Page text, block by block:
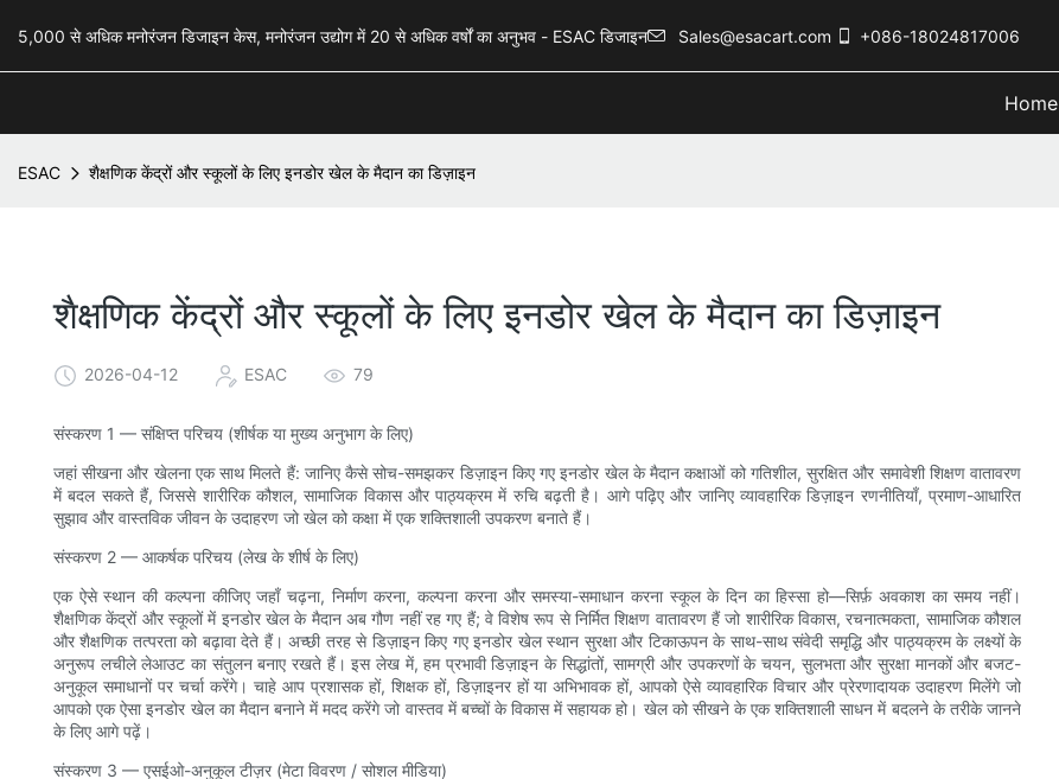
5,000 से अधिक मनोरंजन डिजाइन केस, मनोरंजन उद्योग में 20 से अधिक वर्षों का अनुभव - ESAC डिजाइन Sales@esacart.com +086-18024817006
Home
ESAC शैक्षणिक केंद्रों और स्कूलों के लिए इनडोर खेल के मैदान का डिज़ाइन
शैक्षणिक केंद्रों और स्कूलों के लिए इनडोर खेल के मैदान का डिज़ाइन
2026-04-12 ESAC 79
संस्करण 1 — संक्षिप्त परिचय (शीर्षक या मुख्य अनुभाग के लिए)
जहां सीखना और खेलना एक साथ मिलते हैं: जानिए कैसे सोच-समझकर डिज़ाइन किए गए इनडोर खेल के मैदान कक्षाओं को गतिशील, सुरक्षित और समावेशी शिक्षण वातावरण
में बदल सकते हैं, जिससे शारीरिक कौशल, सामाजिक विकास और पाठ्यक्रम में रुचि बढ़ती है। आगे पढ़िए और जानिए व्यावहारिक डिज़ाइन रणनीतियाँ, प्रमाण-आधारित
सुझाव और वास्तविक जीवन के उदाहरण जो खेल को कक्षा में एक शक्तिशाली उपकरण बनाते हैं।
संस्करण 2 — आकर्षक परिचय (लेख के शीर्ष के लिए)
एक ऐसे स्थान की कल्पना कीजिए जहाँ चढ़ना, निर्माण करना, कल्पना करना और समस्या-समाधान करना स्कूल के दिन का हिस्सा हो—सिर्फ़ अवकाश का समय नहीं।
शैक्षणिक केंद्रों और स्कूलों में इनडोर खेल के मैदान अब गौण नहीं रह गए हैं; वे विशेष रूप से निर्मित शिक्षण वातावरण हैं जो शारीरिक विकास, रचनात्मकता, सामाजिक कौशल
और शैक्षणिक तत्परता को बढ़ावा देते हैं। अच्छी तरह से डिज़ाइन किए गए इनडोर खेल स्थान सुरक्षा और टिकाऊपन के साथ-साथ संवेदी समृद्धि और पाठ्यक्रम के लक्ष्यों के
अनुरूप लचीले लेआउट का संतुलन बनाए रखते हैं। इस लेख में, हम प्रभावी डिज़ाइन के सिद्धांतों, सामग्री और उपकरणों के चयन, सुलभता और सुरक्षा मानकों और बजट-
अनुकूल समाधानों पर चर्चा करेंगे। चाहे आप प्रशासक हों, शिक्षक हों, डिज़ाइनर हों या अभिभावक हों, आपको ऐसे व्यावहारिक विचार और प्रेरणादायक उदाहरण मिलेंगे जो
आपको एक ऐसा इनडोर खेल का मैदान बनाने में मदद करेंगे जो वास्तव में बच्चों के विकास में सहायक हो। खेल को सीखने के एक शक्तिशाली साधन में बदलने के तरीके जानने
के लिए आगे पढ़ें।
संस्करण 3 — एसईओ-अनुकूल टीज़र (मेटा विवरण / सोशल मीडिया)